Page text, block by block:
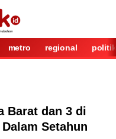
metro regional politik
Barat dan 3 di
Setahun